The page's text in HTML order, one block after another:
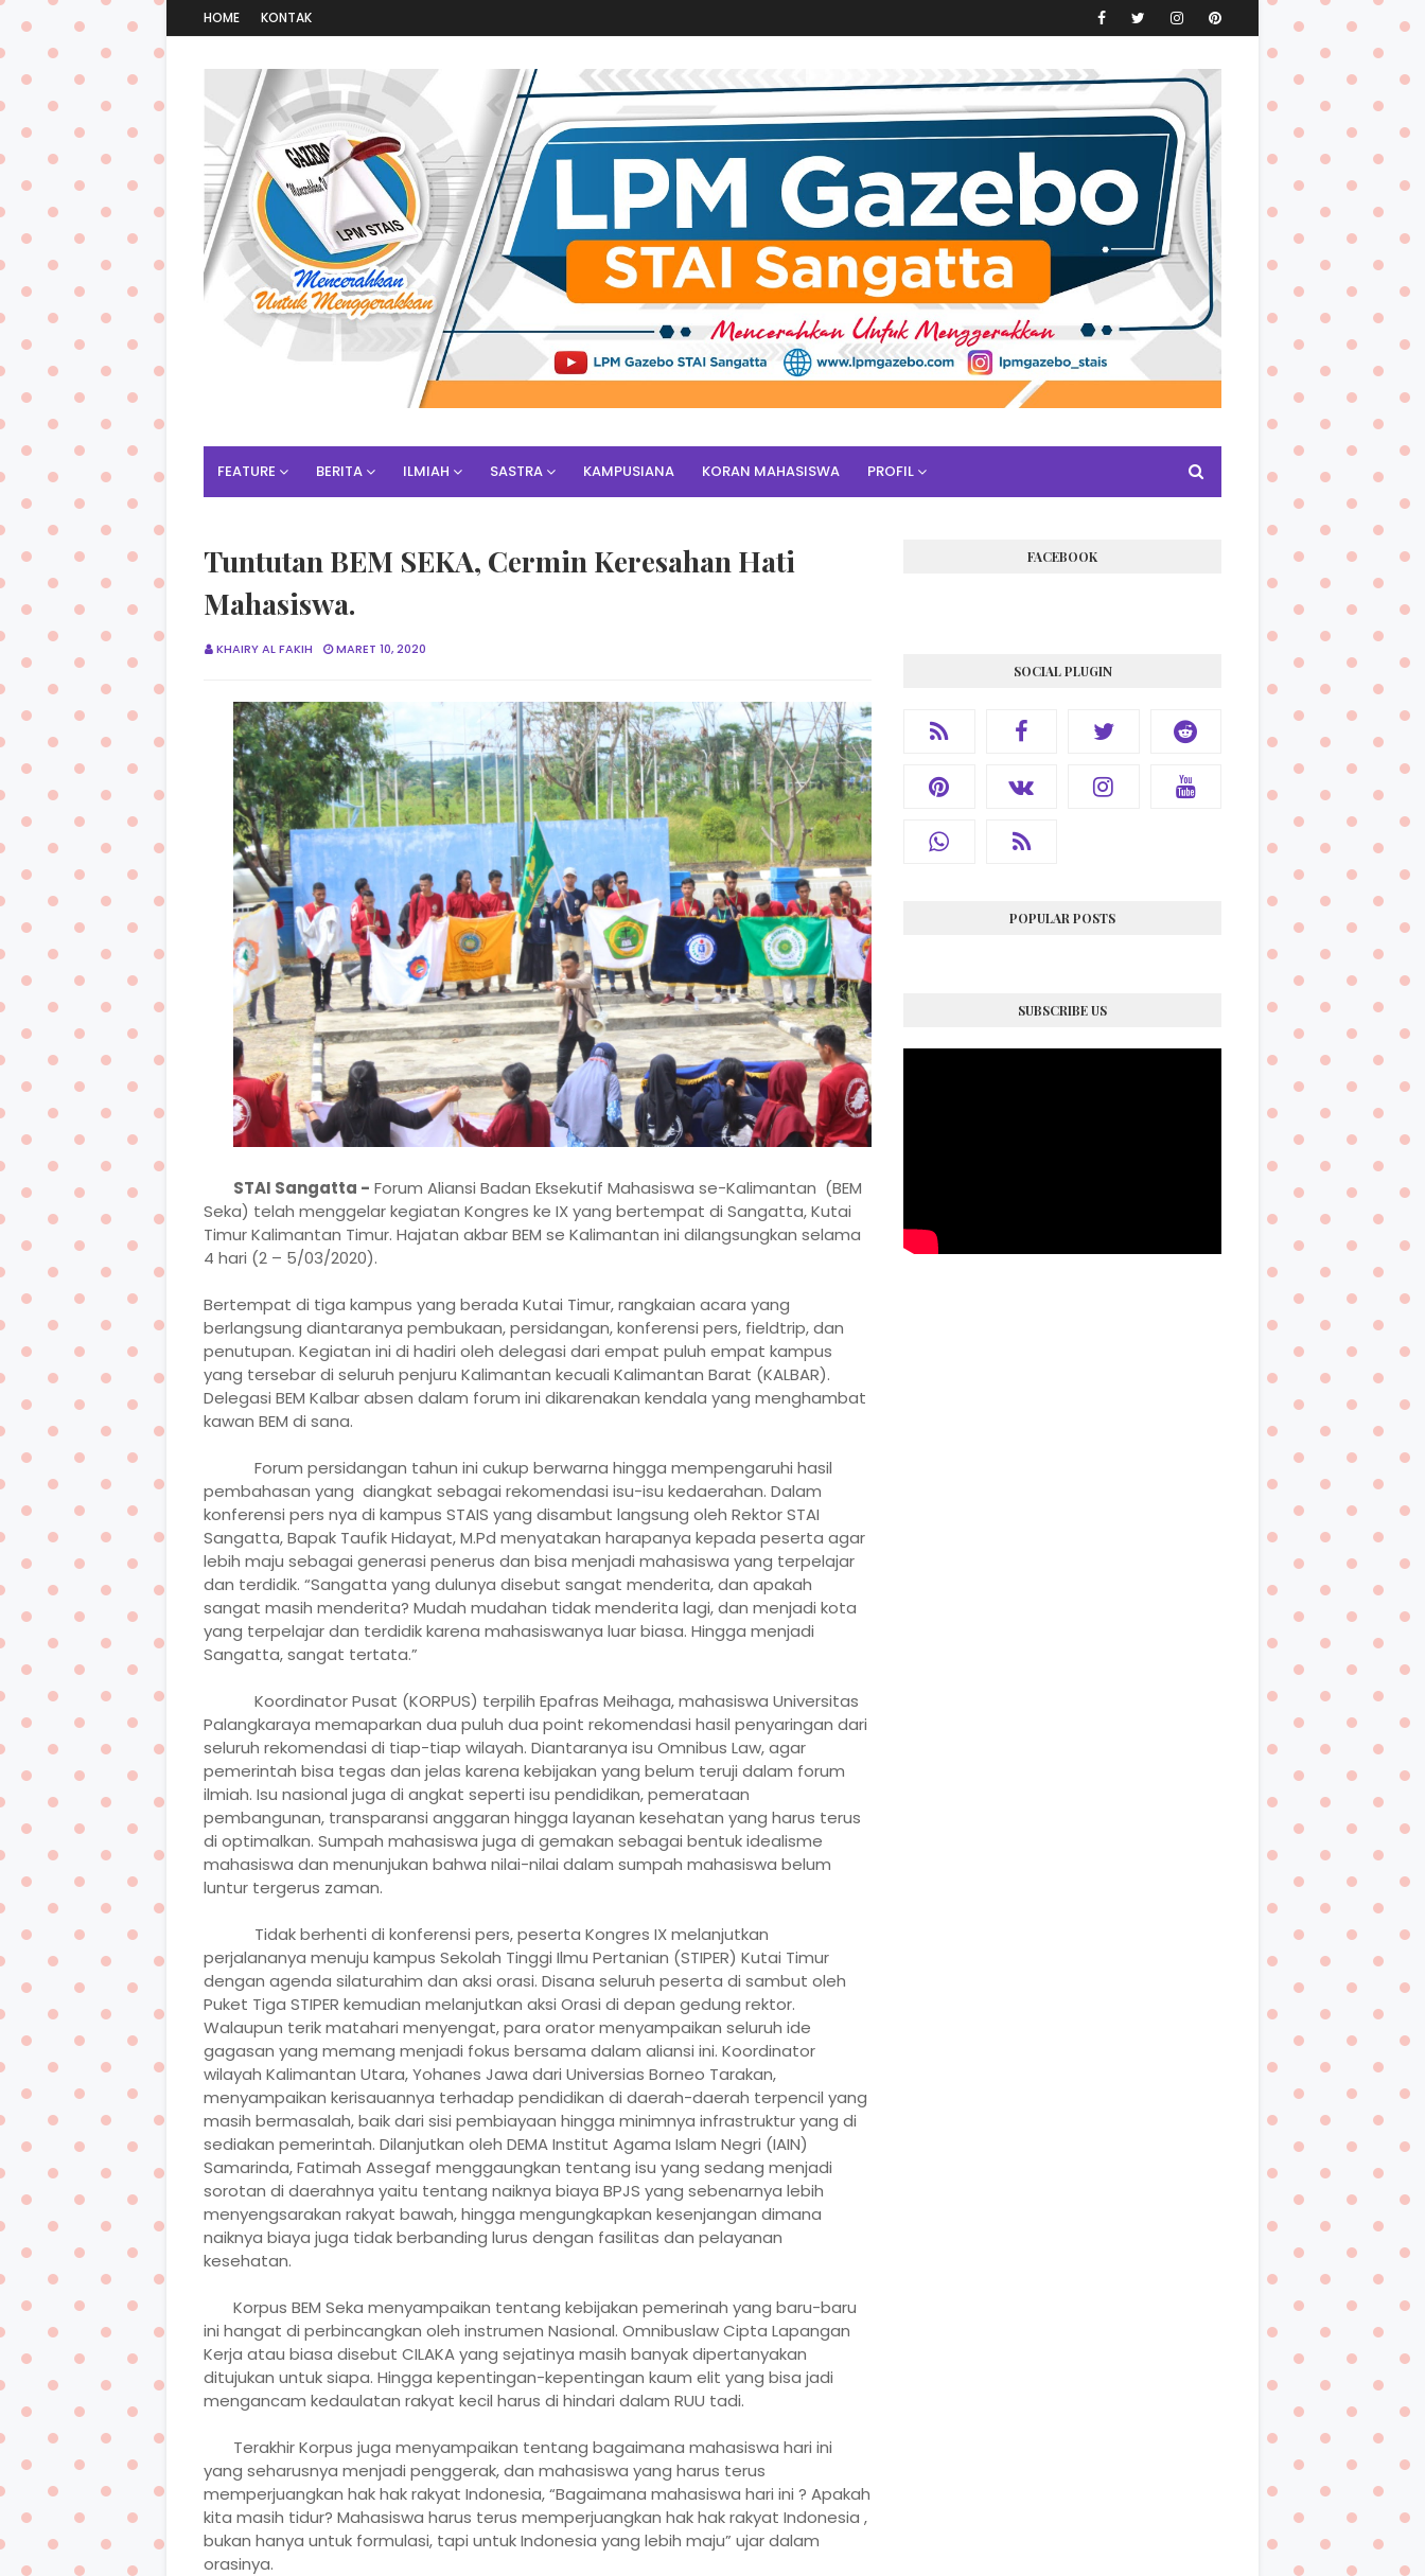
HOME KONTAK
FEATURE BERITA ILMIAH SASTRA KAMPUSIANA KORAN MAHASISWA PROFIL
Tuntutan BEM SEKA, Cermin Keresahan Hati
Mahasiswa.
KHAIRY AL FAKIH MARET 10, 2020
STAI Sangatta - Forum Aliansi Badan Eksekutif Mahasiswa se-Kalimantan (BEM
Seka) telah menggelar kegiatan Kongres ke IX yang bertempat di Sangatta, Kutai
Timur Kalimantan Timur. Hajatan akbar BEM se Kalimantan ini dilangsungkan selama
4 hari (2 – 5/03/2020).
Bertempat di tiga kampus yang berada Kutai Timur, rangkaian acara yang
berlangsung diantaranya pembukaan, persidangan, konferensi pers, fieldtrip, dan
penutupan. Kegiatan ini di hadiri oleh delegasi dari empat puluh empat kampus
yang tersebar di seluruh penjuru Kalimantan kecuali Kalimantan Barat (KALBAR).
Delegasi BEM Kalbar absen dalam forum ini dikarenakan kendala yang menghambat
kawan BEM di sana.
Forum persidangan tahun ini cukup berwarna hingga mempengaruhi hasil
pembahasan yang diangkat sebagai rekomendasi isu-isu kedaerahan. Dalam
konferensi pers nya di kampus STAIS yang disambut langsung oleh Rektor STAI
Sangatta, Bapak Taufik Hidayat, M.Pd menyatakan harapanya kepada peserta agar
lebih maju sebagai generasi penerus dan bisa menjadi mahasiswa yang terpelajar
dan terdidik. “Sangatta yang dulunya disebut sangat menderita, dan apakah
sangat masih menderita? Mudah mudahan tidak menderita lagi, dan menjadi kota
yang terpelajar dan terdidik karena mahasiswanya luar biasa. Hingga menjadi
Sangatta, sangat tertata.”
Koordinator Pusat (KORPUS) terpilih Epafras Meihaga, mahasiswa Universitas
Palangkaraya memaparkan dua puluh dua point rekomendasi hasil penyaringan dari
seluruh rekomendasi di tiap-tiap wilayah. Diantaranya isu Omnibus Law, agar
pemerintah bisa tegas dan jelas karena kebijakan yang belum teruji dalam forum
ilmiah. Isu nasional juga di angkat seperti isu pendidikan, pemerataan
pembangunan, transparansi anggaran hingga layanan kesehatan yang harus terus
di optimalkan. Sumpah mahasiswa juga di gemakan sebagai bentuk idealisme
mahasiswa dan menunjukan bahwa nilai-nilai dalam sumpah mahasiswa belum
luntur tergerus zaman.
Tidak berhenti di konferensi pers, peserta Kongres IX melanjutkan
perjalananya menuju kampus Sekolah Tinggi Ilmu Pertanian (STIPER) Kutai Timur
dengan agenda silaturahim dan aksi orasi. Disana seluruh peserta di sambut oleh
Puket Tiga STIPER kemudian melanjutkan aksi Orasi di depan gedung rektor.
Walaupun terik matahari menyengat, para orator menyampaikan seluruh ide
gagasan yang memang menjadi fokus bersama dalam aliansi ini. Koordinator
wilayah Kalimantan Utara, Yohanes Jawa dari Universias Borneo Tarakan,
menyampaikan kerisauannya terhadap pendidikan di daerah-daerah terpencil yang
masih bermasalah, baik dari sisi pembiayaan hingga minimnya infrastruktur yang di
sediakan pemerintah. Dilanjutkan oleh DEMA Institut Agama Islam Negri (IAIN)
Samarinda, Fatimah Assegaf menggaungkan tentang isu yang sedang menjadi
sorotan di daerahnya yaitu tentang naiknya biaya BPJS yang sebenarnya lebih
menyengsarakan rakyat bawah, hingga mengungkapkan kesenjangan dimana
naiknya biaya juga tidak berbanding lurus dengan fasilitas dan pelayanan
kesehatan.
Korpus BEM Seka menyampaikan tentang kebijakan pemerinah yang baru-baru
ini hangat di perbincangkan oleh instrumen Nasional. Omnibuslaw Cipta Lapangan
Kerja atau biasa disebut CILAKA yang sejatinya masih banyak dipertanyakan
ditujukan untuk siapa. Hingga kepentingan-kepentingan kaum elit yang bisa jadi
mengancam kedaulatan rakyat kecil harus di hindari dalam RUU tadi.
Terakhir Korpus juga menyampaikan tentang bagaimana mahasiswa hari ini
yang seharusnya menjadi penggerak, dan mahasiswa yang harus terus
memperjuangkan hak hak rakyat Indonesia,“Bagaimana mahasiswa hari ini ? Apakah
kita masih tidur? Mahasiswa harus terus memperjuangkan hak hak rakyat Indonesia ,
bukan hanya untuk formulasi, tapi untuk Indonesia yang lebih maju” ujar dalam
orasinya.
FACEBOOK
SOCIAL PLUGIN
POPULAR POSTS
SUBSCRIBE US